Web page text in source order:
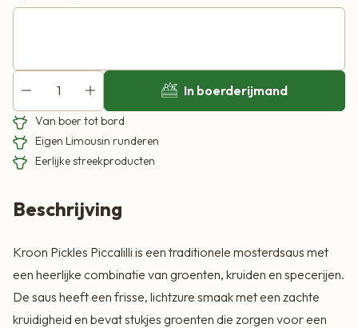
piccalilli de ideale begeleider van kaas, charcuterie,
In boerderijmand
Van boer tot bord
Eigen Limousin runderen
Eerlijke streekproducten
Beschrijving
Kroon Pickles Piccalilli is een traditionele mosterdsaus met
een heerlijke combinatie van groenten, kruiden en specerijen.
De saus heeft een frisse, lichtzure smaak met een zachte
kruidigheid en bevat stukjes groenten die zorgen voor een